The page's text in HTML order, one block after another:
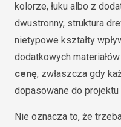
kolorze, łuku albo z
dwustronny, struktura
nietypowe kształty
dodatkowych materiałów
cenę, zwłaszcza gdy
dopasowane do projektu
Nie oznacza to, że